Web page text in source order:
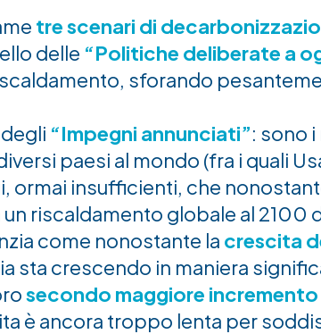
tre scenari di
delle “Politiche deliberate a
sforando
“Impegni annunciati”: sono
paesi al mondo (fra i quali
ormai insufficienti, che
riscaldamento globale al 2100
come nonostante la crescita
sta crescendo in maniera
secondo maggiore incremento
è ancora troppo lenta per